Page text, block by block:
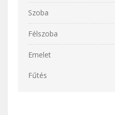
Szoba
Félszoba
Emelet
Fűtés